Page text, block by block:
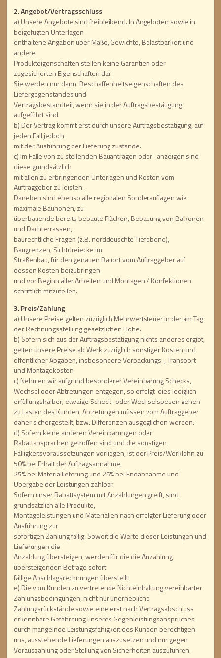
2. Angebot/Vertragsschluss
a) Unsere Angebote sind freibleibend. In Angeboten sowie in
beigefügten Unterlagen
enthaltene Angaben über Maße, Gewichte, Belastbarkeit und
andere
Produkteigenschaften stellen keine Garantien oder
zugesicherten Eigenschaften dar.
Sie werden nur dann Beschaffenheitseigenschaften des
Liefergegenstandes und
Vertragsbestandteil, wenn sie in der Auftragsbestätigung
aufgeführt sind.
b) Der Vertrag kommt erst durch unsere Auftragsbestätigung, auf
jeden Fall jedoch
mit der Ausführung der Lieferung zustande.
c) Im Falle von zu stellenden Bauanträgen oder -anzeigen sind
diese grundsätzlich
mit allen zu erbringenden Unterlagen und Kosten vom
Auftraggeber zu leisten.
Daneben sind ebenso alle regionalen Sonderauflagen wie
maximale Bauhöhen, zu
überbauende bereits bebaute Flächen, Bebauung von Balkonen
und Dachterrassen,
baurechtliche Fragen (z.B. norddeuschte Tiefebene),
Baugrenzen, Sichtdreiecke im
Straßenbau, für den genauen Bauort vom Auftraggeber auf
dessen Kosten beizubringen
und vor Beginn aller Arbeiten und Montagen / Konfektionen
schriftlich mitzuteilen.
3. Preis/Zahlung
a) Unsere Preise gelten zuzüglich Mehrwertsteuer in der am Tag
der Rechnungsstellung gesetzlichen Höhe.
b) Sofern sich aus der Auftragsbestätigung nichts anderes ergibt,
gelten unsere Preise ab Werk zuzüglich sonstiger Kosten und
öffentlicher Abgaben, insbesondere Verpackungs-, Transport
und Montagekosten.
c) Nehmen wir aufgrund besonderer Vereinbarung Schecks,
Wechsel oder Abtretungen entgegen, so erfolgt dies lediglich
erfüllungshalber; etwaige Scheck- oder Wechselspesen gehen
zu Lasten des Kunden, Abtretungen müssen vom Auftraggeber
daher sichergestellt, bzw. Differenzen ausgeglichen werden.
d) Sofern keine anderen Vereinbarungen oder
Rabattabsprachen getroffen sind und die sonstigen
Fälligkeitsvoraussetzungen vorliegen, ist der Preis/Werklohn zu
50% bei Erhalt der Auftragsannahme,
25% bei Materiallieferung und 25% bei Endabnahme und
Übergabe der Leistungen zahlbar.
Sofern unser Rabattsystem mit Anzahlungen greift, sind
grundsätzlich alle Produkte,
Montageleistungen und Materialien nach erfolgter Lieferung oder
Ausführung zur
sofortigen Zahlung fällig. Soweit die Werte dieser Leistungen und
Lieferungen die
Anzahlung übersteigen, werden für die die Anzahlung
übersteigenden Beträge sofort
fällige Abschlagsrechnungen überstellt.
e) Die vom Kunden zu vertretende Nichteinhaltung vereinbarter
Zahlungsbedingungen, nicht nur unerhebliche
Zahlungsrückstände sowie eine erst nach Vertragsabschluss
erkennbare Gefährdung unseres Gegenleistungsanspruches
durch mangelnde Leistungsfähigkeit des Kunden berechtigen
uns, ausstehende Lieferungen auszusetzen und nur gegen
Vorauszahlung oder Stellung von Sicherheiten auszuführen.